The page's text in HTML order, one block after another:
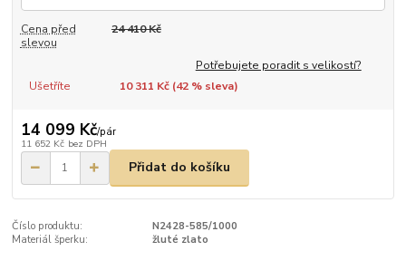
Cena před
slevou
24 410 Kč
Potřebujete poradit s velikostí?
Ušetříte
10 311 Kč (42% sleva)
14 099 Kč/pár
11 652 Kč bez DPH
Přidat do košíku
Číslo produktu:
N2428-585/1000
Materiál šperku:
žluté zlato